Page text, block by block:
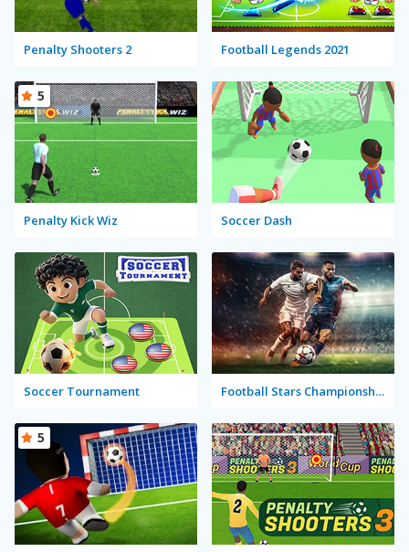
Penalty Shooters 2 Football Legends 2021
Penalty Kick Wiz
5
Soccer Dash
Soccer Tournament Football Stars Championship
5